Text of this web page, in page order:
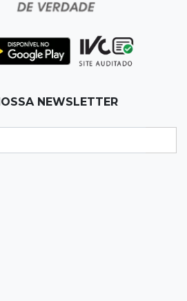
prova
e suspeita envolve
Goiânia antes de jogo que
à Série A2
suspeito de sequestro
NEWSLETTER